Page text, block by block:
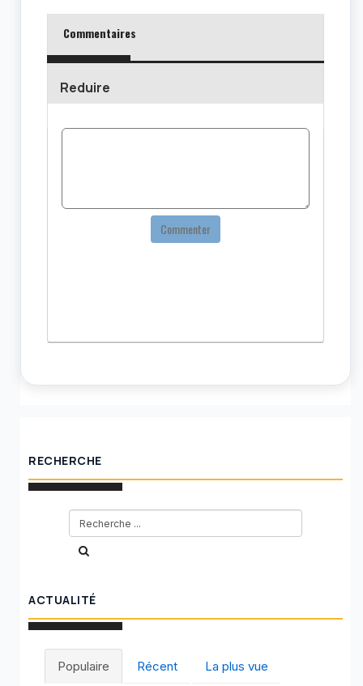
Commentaires
Reduire
Commenter
RECHERCHE
ACTUALITÉ
Populaire Récent La plus vue